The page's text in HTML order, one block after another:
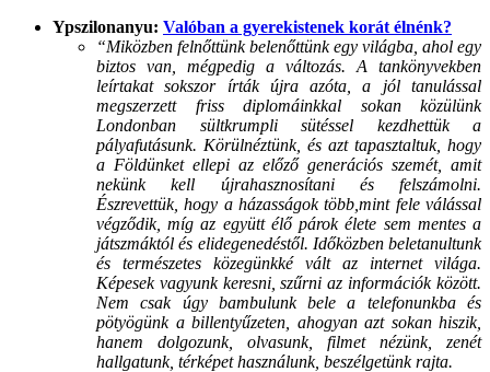
Ypszilonanyu: Valóban a gyerekistenek korát élnénk?
“Miközben felnőttünk belenőttünk egy világba, ahol egy
biztos van, mégpedig a változás. A tankönyvekben
leírtakat sokszor írták újra azóta, a jól tanulással
megszerzett friss diplomáinkkal sokan közülünk
Londonban sültkrumpli sütéssel kezdhettük a
pályafutásunk. Körülnéztünk, és azt tapasztaltuk, hogy
a Földünket ellepi az előző generációs szemét, amit
nekünk kell újrahasznosítani és felszámolni.
Észrevettük, hogy a házasságok több,mint fele válással
végződik, míg az együtt élő párok élete sem mentes a
játszmáktól és elidegenedéstől. Időközben beletanultunk
és természetes közegünkké vált az internet világa.
Képesek vagyunk keresni, szűrni az információk között.
Nem csak úgy bambulunk bele a telefonunkba és
pötyögünk a billentyűzeten, ahogyan azt sokan hiszik,
hanem dolgozunk, olvasunk, filmet nézünk, zenét
hallgatunk, térképet használunk, beszélgetünk rajta.